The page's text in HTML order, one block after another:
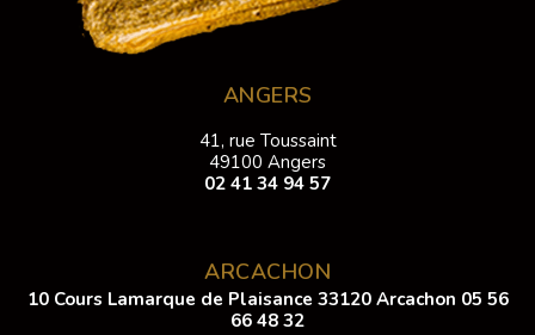
ANGERS
41, rue Toussaint
49100 Angers
02 41 34 94 57
ARCACHON
10 Cours Lamarque de Plaisance 33120 Arcachon 05 56
66 48 32